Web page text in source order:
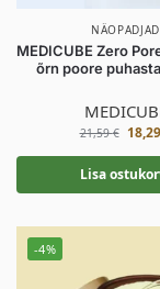
NÄOPADJAD
MEDICUBE Zero
õrn poore
21,59€ 18,29
Lisa
-4%